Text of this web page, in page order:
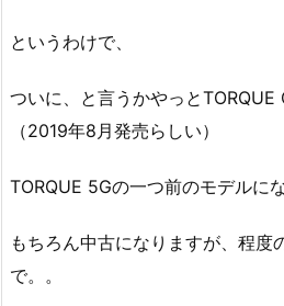
というわけで、
ついに、と言うかやっとTORQUE
（2019年8月発売らしい）
TORQUE 5Gの一つ前のモデルにな
もちろん中古になりますが、程度
で。。